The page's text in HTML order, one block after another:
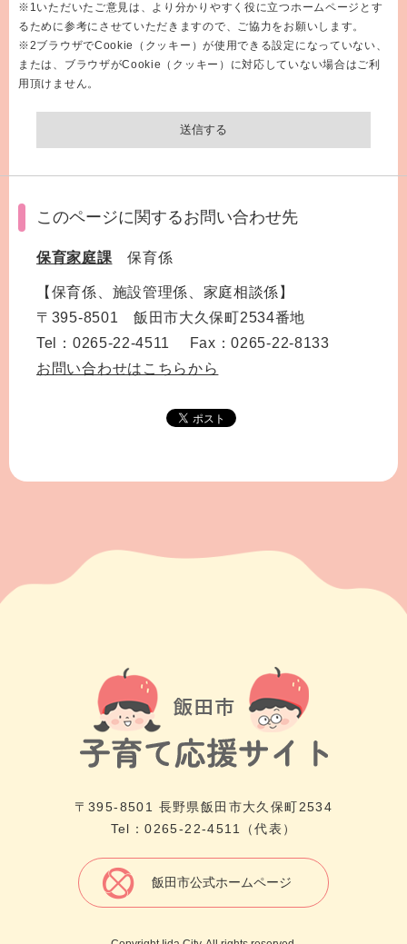
※1いただいたご意見は、より分かりやすく役に立つホームページとす
るために参考にさせていただきますので、ご協力をお願いします。
※2ブラウザでCookie（クッキー）が使用できる設定になっていない、
または、ブラウザがCookie（クッキー）に対応していない場合はご利
用頂けません。
このページに関するお問い合わせ先
保育家庭課 保育係
【保育係、施設管理係、家庭相談係】
〒395-8501 飯田市大久保町2534番地
Tel：0265-22-4511 Fax：0265-22-8133
お問い合わせはこちらから
〒395-8501 長野県飯田市大久保町2534
Tel：0265-22-4511（代表）
飯田市公式ホームページ